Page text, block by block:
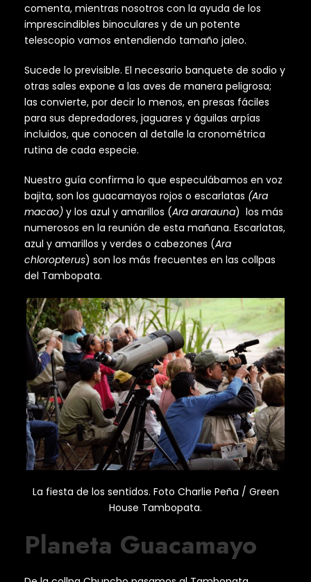
comenta, mientras nosotros con la ayuda de los
imprescindibles binoculares y de un potente
telescopio vamos entendiendo tamaño jaleo.
Sucede lo previsible. El necesario banquete de sodio y
otras sales expone a las aves de manera peligrosa;
las convierte, por decir lo menos, en presas fáciles
para sus depredadores, jaguares y águilas arpías
incluidos, que conocen al detalle la cronométrica
rutina de cada especie.
Nuestro guía confirma lo que especulábamos en voz
bajita, son los guacamayos rojos o escarlatas (Ara
macao) y los azul y amarillos (Ara ararauna) los más
numerosos en la reunión de esta mañana. Escarlatas,
azul y amarillos y verdes o cabezones (Ara
chloropterus) son los más frecuentes en las collpas
del Tambopata.
La fiesta de los sentidos. Foto Charlie Peña / Green
House Tambopata.
Planeta Guacamayo